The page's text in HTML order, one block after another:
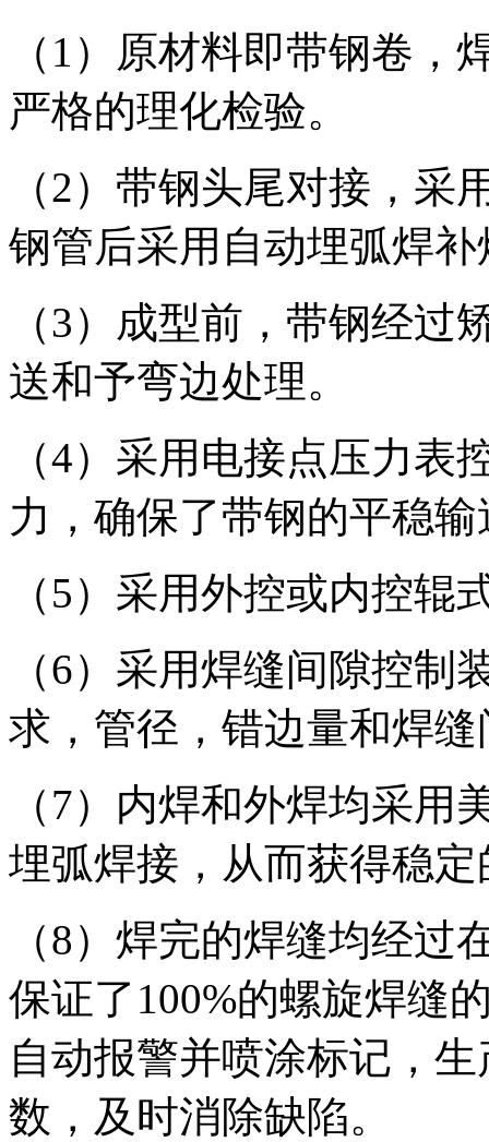
（1）原材料即带钢卷
严格的理化检验。
（2）带钢头尾对接，
钢管后采用自动埋弧焊补
（3）成型前，带钢经
送和予弯边处理。
（4）采用电接点压力
力，确保了带钢的平稳输
（5）采用外控或内控辊
（6）采用焊缝间隙控
求，管径，错边量和焊
（7）内焊和外焊均采
埋弧焊接，从而获得稳
（8）焊完的焊缝均经
保证了100%的螺旋焊缝
自动报警并喷涂标记，
数，及时消除缺陷。